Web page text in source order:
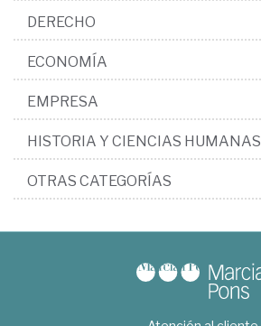
DERECHO
ECONOMÍA
EMPRESA
HISTORIA Y CIENCIAS HUMANAS
OTRAS CATEGORÍAS